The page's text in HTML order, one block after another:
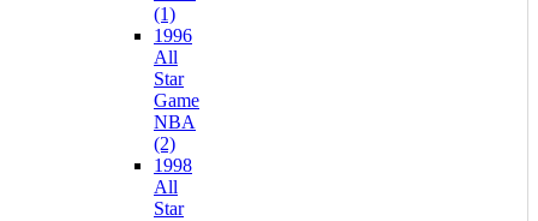
(1)
1996
All
Star
Game
NBA
(2)
1998
All
Star